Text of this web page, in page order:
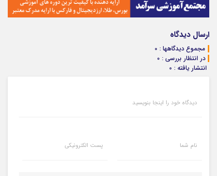
ارسال دیدگاه
مجموع دیدگاهها : 0
در انتظار بررسی : 0
انتشار یافته : 0
دیدگاه خود را اینجا بنویسید
نام شما پست الکترونیکی